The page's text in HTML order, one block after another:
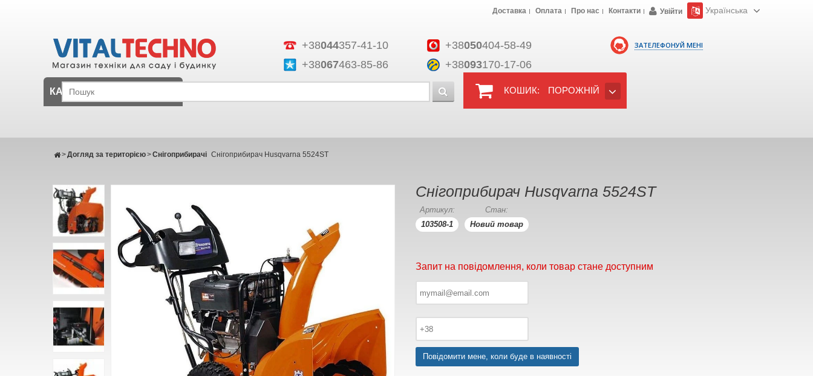
ЗАТЕЛЕФОНУЙ МЕНІ
+38044357-41-10 +38050404-58-49
+38067463-85-86 +38093170-17-06
Доставка Оплата Про нас Контакти Увійти Українська
КОШИК: ПОРОЖНІЙ
КАТАЛОГ
Догляд за територією
> Снігоприбирачі
> Снігоприбирач Husqvarna 5524ST
Снігоприбирач Husqvarna 5524ST
Артикул:
103508-1
Стан:
Новий товар
Запит на повідомлення, коли товар стане доступним
Повідомити мене, коли буде в наявності